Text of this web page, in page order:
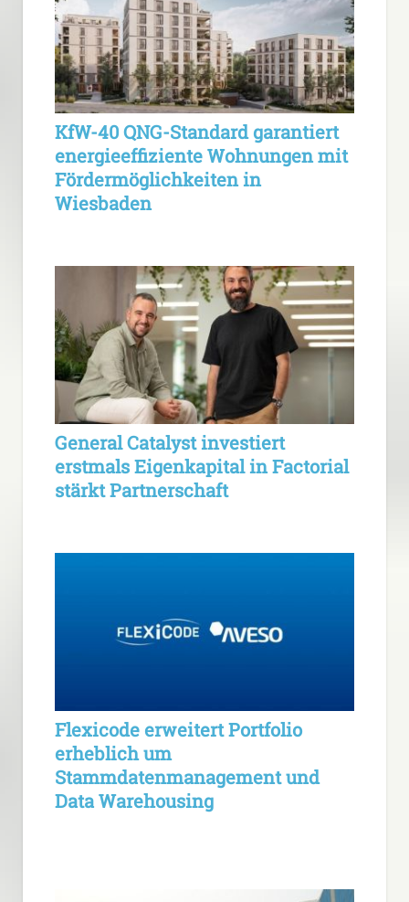
KfW-40 QNG-Standard garantiert
energieeffiziente Wohnungen mit
Fördermöglichkeiten in
Wiesbaden
General Catalyst investiert
erstmals Eigenkapital in Factorial
stärkt Partnerschaft
Flexicode erweitert Portfolio
erheblich um
Stammdatenmanagement und
Data Warehousing